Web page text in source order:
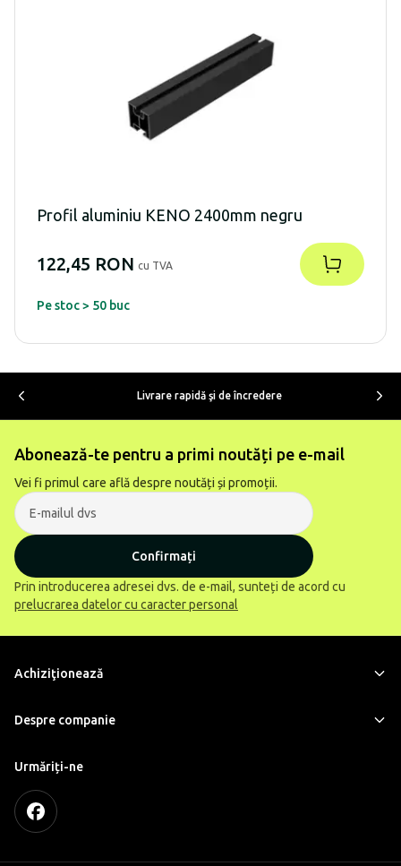
Profil aluminiu KENO 2400mm negru
122,45 RON cu TVA
Pe stoc > 50 buc
Livrare rapidă şi de încredere
Abonează-te pentru a primi noutăți pe e-mail
Vei fi primul care află despre noutăți și promoții.
Confirmați
Prin introducerea adresei dvs. de e-mail, sunteți de acord cu
prelucrarea datelor cu caracter personal
Achiziţionează
Despre companie
Urmăriți-ne